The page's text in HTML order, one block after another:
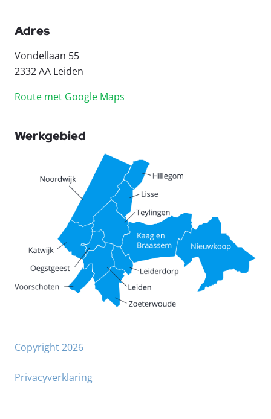
Adres
Vondellaan 55
2332 AA Leiden
Route met Google Maps
Werkgebied
Copyright 2026
Privacyverklaring